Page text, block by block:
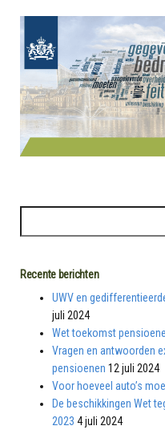
Recente berichten
UWV en
juli 2024
Wet toekomst
Vragen en antwoorden
pensioenen 12 juli 2024
Voor hoeveel auto’s
De beschikkingen Wet
2023 4 juli 2024